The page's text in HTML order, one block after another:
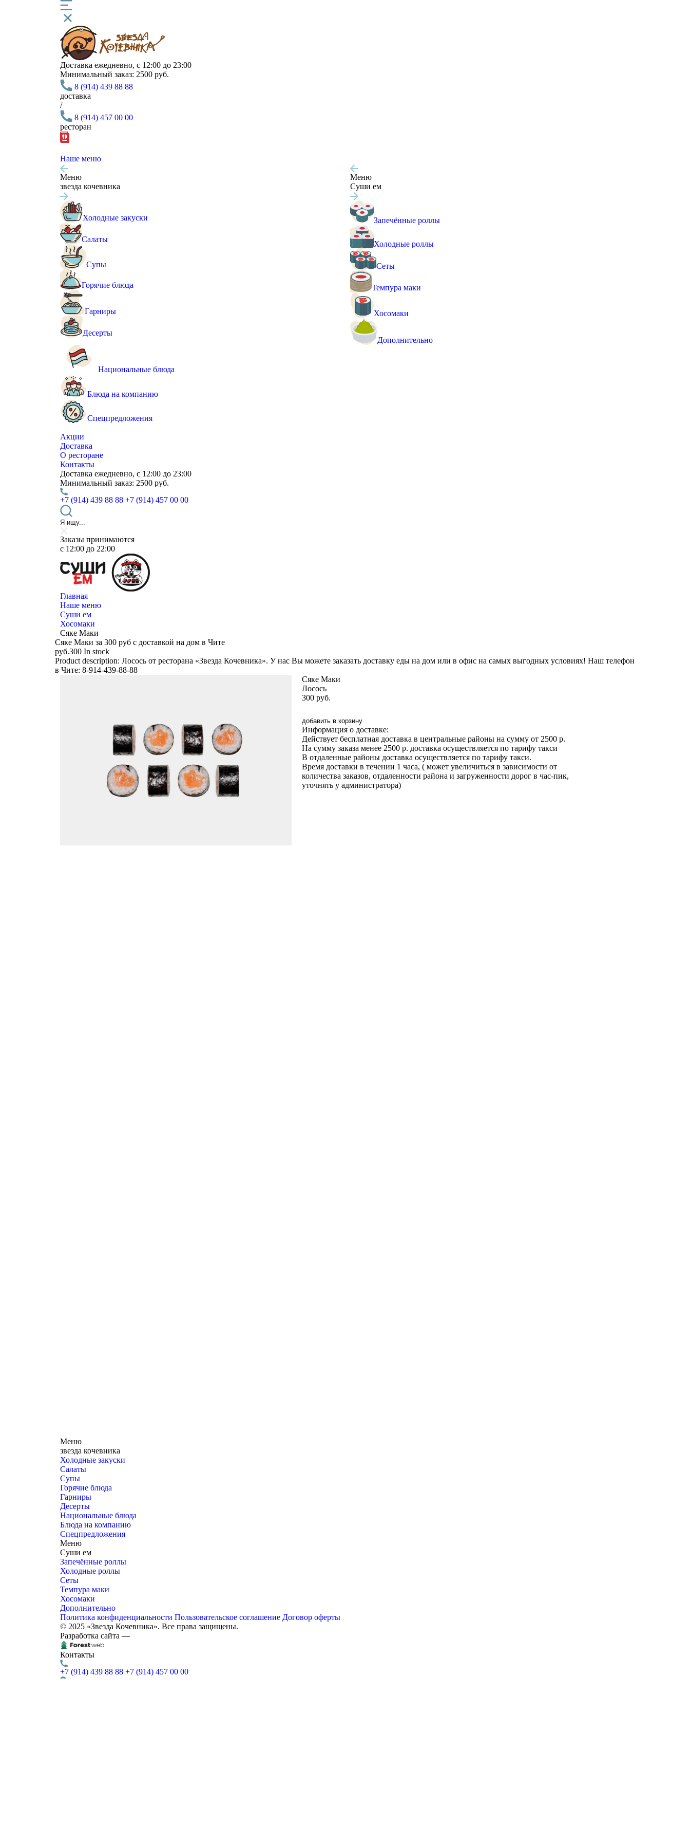
Доставка ежедневно, с 12:00 до 23:00
Минимальный заказ: 2500 руб.
8 (914) 439 88 88
доставка
/
8 (914) 457 00 00
ресторан
Наше меню
Меню
звезда кочевника
Холодные закуски
Салаты
Супы
Горячие блюда
Гарниры
Десерты
Национальные блюда
Блюда на компанию
Спецпредложения
Меню
Суши ем
Запечённые роллы
Холодные роллы
Сеты
Темпура маки
Хосомаки
Дополнительно
Акции
Доставка
О ресторане
Контакты
Доставка ежедневно, с 12:00 до 23:00
Минимальный заказ: 2500 руб.
+7 (914) 439 88 88 +7 (914) 457 00 00
Заказы принимаются
c 12:00 до 22:00
Главная
Наше меню
Суши ем
Хосомаки
Сяке Маки
Сяке Маки за 300 руб с доставкой на дом в Чите
руб.300 In stock
Product description: Лосось от ресторана «Звезда Кочевника». У нас Вы можете заказать доставку еды на дом или в офис на самых выгодных условиях! Наш телефон
в Чите: 8-914-439-88-88
Сяке Маки
Лосось
300руб.
добавить в корзину
Информация о доставке:
Действует бесплатная доставка в центральные районы на сумму от 2500 р.
На сумму заказа менее 2500 р. доставка осуществляется по тарифу такси
В отдаленные районы доставка осуществляется по тарифу такси.
Время доставки в течении 1 часа, ( может увеличиться в зависимости от
количества заказов, отдаленности района и загруженности дорог в час-пик,
уточнять у администратора)
Меню
звезда кочевника
Холодные закуски
Салаты
Супы
Горячие блюда
Гарниры
Десерты
Национальные блюда
Блюда на компанию
Спецпредложения
Меню
Суши ем
Запечённые роллы
Холодные роллы
Сеты
Темпура маки
Хосомаки
Дополнительно
Политика конфиденциальности Пользовательское соглашение Договор оферты
© 2025 «Звезда Кочевника». Все права защищены.
Разработка сайта —
Контакты
+7 (914) 439 88 88 +7 (914) 457 00 00